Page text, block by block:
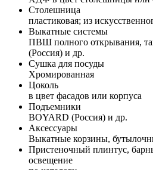
Столешница
пластиковая; из
Выкатные системы
ПВШ полного открывания,
(Россия) и др.
Сушка для посуды
Хромированная
Цоколь
в цвет фасадов или корпуса
Подъемники
BOYARD (Россия) и др.
Аксессуары
Выкатные корзины,
Пристеночный плинтус,
освещение